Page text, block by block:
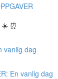
☀️ ⏰
vanlig dag
En vanlig dag